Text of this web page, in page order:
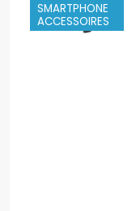
SMARTPHONE
ACCESSOIRES